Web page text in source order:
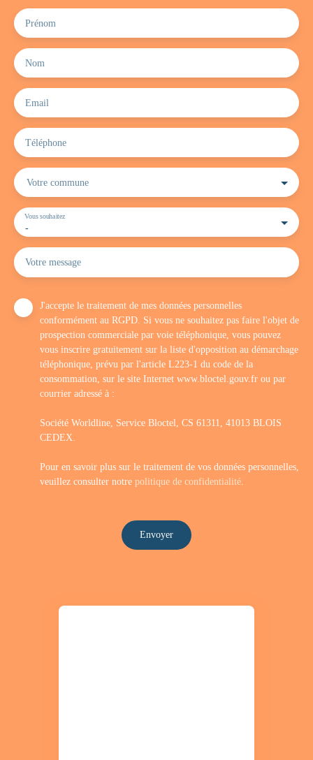
Prénom
Nom
Email
Téléphone
Votre commune
-
Vous souhaitez
Votre message
J'accepte le traitement de mes données personnelles
conformément au RGPD. Si vous ne souhaitez pas faire l'objet de
prospection commerciale par voie téléphonique, vous pouvez
vous inscrire gratuitement sur la liste d'opposition au démarchage
téléphonique, prévu par l'article L223-1 du code de la
consommation, sur le site Internet www.bloctel.gouv.fr ou par
courrier adressé à :
Société Worldline, Service Bloctel, CS 61311, 41013 BLOIS
CEDEX.
Pour en savoir plus sur le traitement de vos données personnelles,
veuillez consulter notre politique de confidentialité
Envoyer